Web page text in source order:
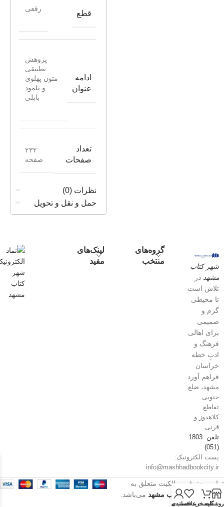
قطع
رقعی
ادامه
عنوان
پژوهش
تطبیقی
متون پهلوی
و تلمود
بابلی
تعداد
صفحات
۲۳۲
صفحه
نظرات (0)
حمل و نقل و تحویل
شهر کتاب
مشهد در
تلاش است
تا محیطی
گرم و
صمیمی
برای اهالی
فرهنگ و
ادبِ خطه
خراسان
فراهم آورد.
مشهد، ضلع
جنوبی
تقاطع
کلاهدوز و
قرنی
تلفن: 1803
(051)
پست الکترونیک:
info@mashhadbookcity.ir
گروه‌های
منتخب
لینک‌های
مفید
تمامی حقوق و مالکیت متعلق به
فروشگاه شهر کتاب مشهد می‌باشد.
سبد خرید
لیست علاقه‌مندی‌ها
حساب من